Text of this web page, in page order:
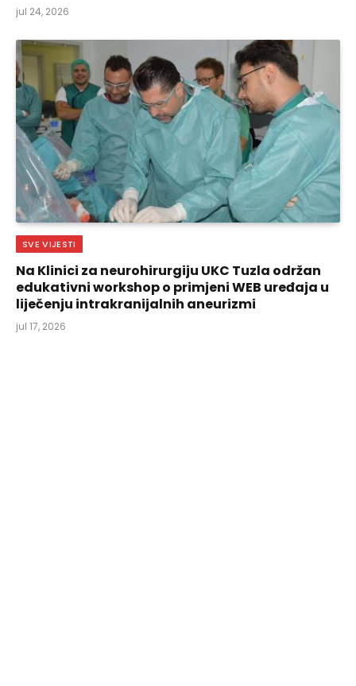
jul 24, 2026
SVE VIJESTI
Na Klinici za neurohirurgiju UKC Tuzla održan
edukativni workshop o primjeni WEB uređaja u
liječenju intrakranijalnih aneurizmi
jul 17, 2026